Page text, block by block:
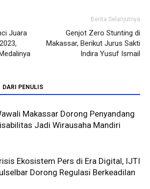
Juara
Berita Selanjutnya
Genjot Zero Stunting di
Makassar, Berikut Jurus Sakti
Indira Yusuf Ismail
DARI PENULIS
Makassar Dorong Penyandang
Jadi Wirausaha Mandiri
Ekosistem Pers di Era Digital, IJTI
Dorong Regulasi Berkeadilan